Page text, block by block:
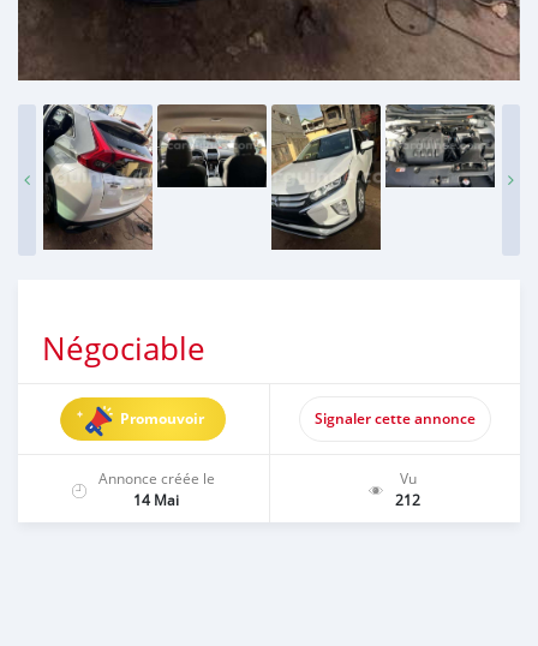
Négociable
Promouvoir Signaler cette annonce
Annonce créée le
14 Mai
Vu
212